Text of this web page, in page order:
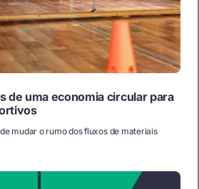
de uma economia circular para
mudar o rumo dos fluxos de materiais